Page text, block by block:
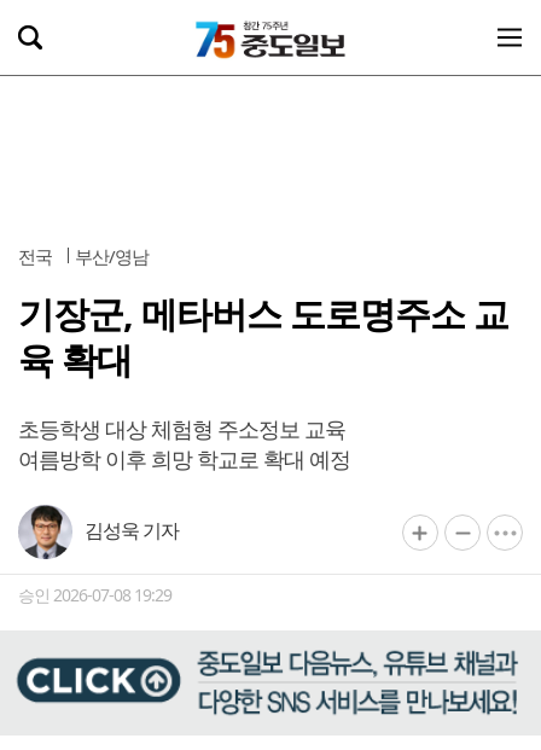
전국 부산/영남
기장군, 메타버스 도로명주소 교
육 확대
초등학생 대상 체험형 주소정보 교육
여름방학 이후 희망 학교로 확대 예정
김성욱 기자
승인 2026-07-08 19:29